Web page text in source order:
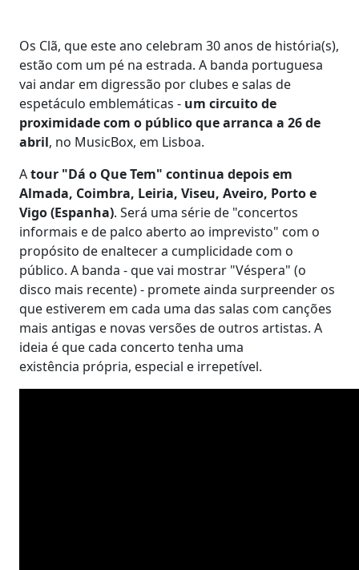
Os Clã, que este ano celebram 30 anos de história(s),
estão com um pé na estrada. A banda portuguesa
vai andar em digressão por clubes e salas de
espetáculo emblemáticas - um circuito de
proximidade com o público que arranca a 26 de
abril, no MusicBox, em Lisboa.
Atour "Dá o Que Tem" continua depois em
Almada, Coimbra, Leiria, Viseu, Aveiro, Porto e
Vigo (Espanha). Será uma série de "concertos
informais e de palco aberto ao imprevisto" com o
propósito de enaltecer a cumplicidade com o
público. A banda - que vai mostrar "Véspera" (o
disco mais recente) - promete ainda surpreender os
que estiverem em cada uma das salas com canções
mais antigas e novas versões de outros artistas. A
ideia é que cada concerto tenha uma
existência própria, especial e irrepetível.